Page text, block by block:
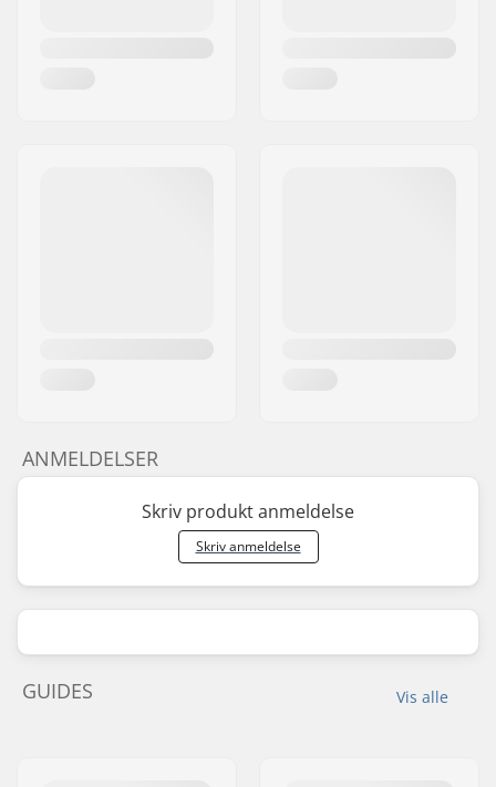
ANMELDELSER
Skriv produkt anmeldelse
Skriv anmeldelse
Vis alle
GUIDES